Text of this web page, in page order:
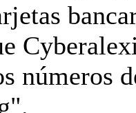
números